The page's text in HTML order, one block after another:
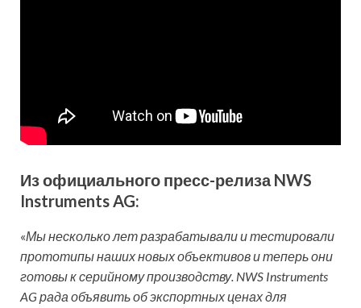
Из официального пресс-релиза NWS
Instruments AG:
«Мы несколько лет разрабатывали и тестировали
прототипы наших новых объективов и теперь они
готовы к серийному производству. NWS Instruments
AG рада объявить об экспортных ценах для